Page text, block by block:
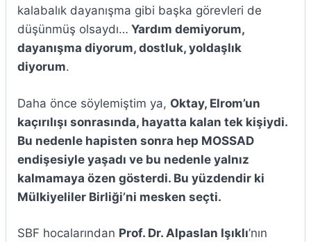
kalabalık dayanışma gibi başka görevleri de
düşünmüş olsaydı… Yardım demiyorum,
dayanışma diyorum, dostluk, yoldaşlık
diyorum.
Daha önce söylemiştim ya, Oktay, Elrom’un
kaçırılışı sonrasında, hayatta kalan tek kişiydi.
Bu nedenle hapisten sonra hep MOSSAD
endişesiyle yaşadı ve bu nedenle yalnız
kalmamaya özen gösterdi. Bu yüzdendir ki
Mülkiyeliler Birliği’ni mesken seçti.
SBF hocalarından Prof. Dr. Alpaslan Işıklı’nın